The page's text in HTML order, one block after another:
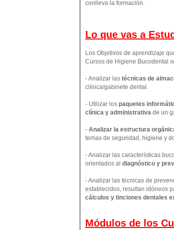
conlleva la formación.
Lo que vas a
Los Objetivos de aprendizaje
Cursos de Higiene Bucodental
- Analizar las técnicas de
clínica/gabinete dental.
- Utilizar los paquetes
clínica y administrativa de un
- Analizar la estructura
temas de seguridad, higiene y
- Analizar las características
orientados al diagnóstico y
- Analizar las técnicas de
establecidos, resultan idóneos
cálculos y tinciones dentales
Módulos de los